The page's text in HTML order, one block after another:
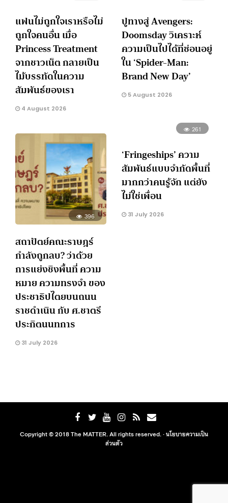
แฟนไม่ถูกใจเราหรือไม่
ถูกใจคนอื่น เมื่อ
Princess Treatment
จากชาวเน็ต กลายเป็น
ไม้บรรทัดในความ
สัมพันธ์ของเรา
4 August 2026
ปูทางสู่ Avengers:
Doomsday วิเคราะห์
ความเป็นไปได้ที่ซ่อนอยู่
ใน ‘Spider-Man:
Brand New Day’
5 August 2026
396
สถาปัตย์คณะราษฎร์
กำลังถูกลบ? ว่าด้วย
การแย่งชิงพื้นที่ ความ
หมาย ความทรงจำ ของ
ประชาธิปไตยบนถนน
ราชดำเนิน กับ ศ.ชาตรี
ประกิตนนทการ
31 July 2026
261
‘Fringeships’ ความ
สัมพันธ์แบบจำกัดพื้นที่
มากกว่าคนรู้จัก แต่ยัง
ไม่ใช่เพื่อน
31 July 2026
Copyright © 2018 The MATTER. All rights reserved. ·นโยบายความเป็น
ส่วนตัว